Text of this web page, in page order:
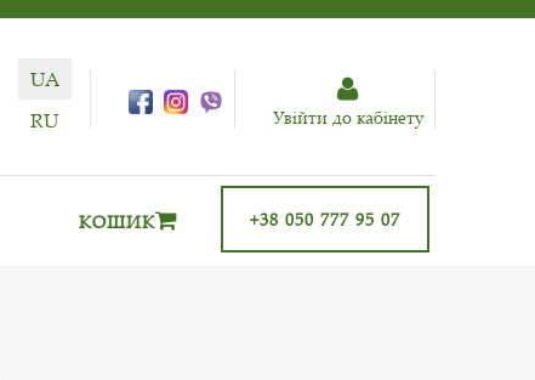
UA
RU
Увiйти до кабiнету
+38 050 777 95 07
КОШИК